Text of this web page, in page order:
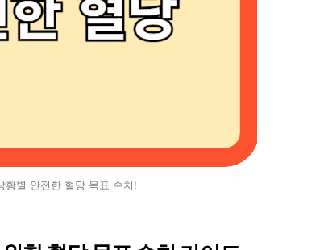
황별 안전한 혈당 목표 수치!